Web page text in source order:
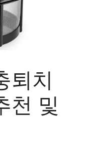
퇴치
천 및